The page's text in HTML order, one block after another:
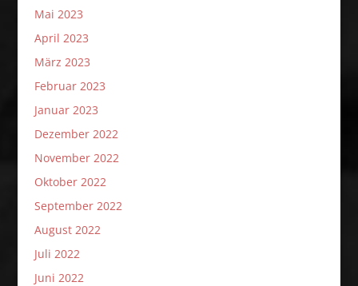
Mai 2023
April 2023
März 2023
Februar 2023
Januar 2023
Dezember 2022
November 2022
Oktober 2022
September 2022
August 2022
Juli 2022
Juni 2022